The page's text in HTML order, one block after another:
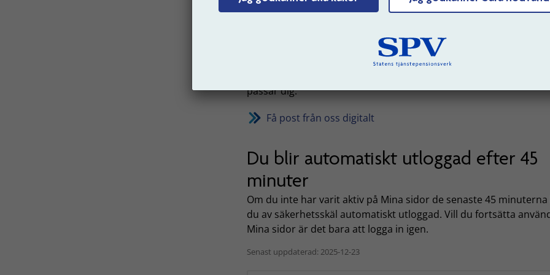
Skaffa en digital brevlåda och få post från
passar dig.
Få post från oss digitalt
Du blir automatiskt utloggad efter 45
minuter
Om du inte har varit aktiv på Mina sidor de senaste 45
du av säkerhetsskäl automatiskt utloggad. Vill du fortsätta
Mina sidor är det bara att logga in igen.
Senast uppdaterad: 2025-12-23